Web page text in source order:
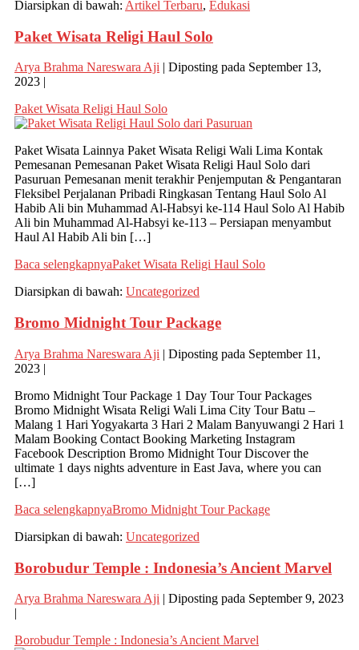
Diarsipkan di bawah: Artikel Terbaru, Edukasi
Paket Wisata Religi Haul Solo
Arya Brahma Nareswara Aji Diposting pada September 13,
2023
Paket Wisata Religi Haul Solo
Paket Wisata Lainnya Paket Wisata Religi Wali Lima Kontak
Pemesanan Pemesanan Paket Wisata Religi Haul Solo dari
Pasuruan Pemesanan menit terakhir Penjemputan & Pengantaran
Fleksibel Perjalanan Pribadi Ringkasan Tentang Haul Solo Al
Habib Ali bin Muhammad Al-Habsyi ke-114 Haul Solo Al Habib
Ali bin Muhammad Al-Habsyi ke-113 – Persiapan menyambut
Haul Al Habib Ali bin […]
Baca selengkapnyaPaket Wisata Religi Haul Solo
Diarsipkan di bawah: Uncategorized
Bromo Midnight Tour Package
Arya Brahma Nareswara Aji | Diposting pada September 11,
2023 |
Bromo Midnight Tour Package 1 Day Tour Tour Packages
Bromo Midnight Wisata Religi Wali Lima City Tour Batu –
Malang 1 Hari Yogyakarta 3 Hari 2 Malam Banyuwangi 2 Hari 1
Malam Booking Contact Booking Marketing Instagram
Facebook Description Bromo Midnight Tour Discover the
ultimate 1 days nights adventure in East Java, where you can
[…]
Baca selengkapnyaBromo Midnight Tour Package
Diarsipkan di bawah: Uncategorized
Borobudur Temple : Indonesia’s Ancient Marvel
Arya Brahma Nareswara Aji | Diposting pada September 9, 2023
|
Borobudur Temple : Indonesia’s Ancient Marvel